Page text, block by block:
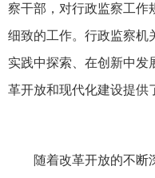
察干部，对行政监察工作
细致的工作。行政监察机
实践中探索、在创新中发
革开放和现代化建设提供
随着改革开放的不断